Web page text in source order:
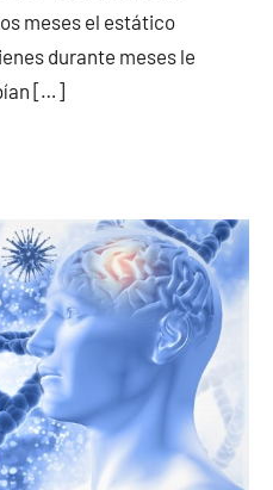
meses el estático
durante meses le
[…]